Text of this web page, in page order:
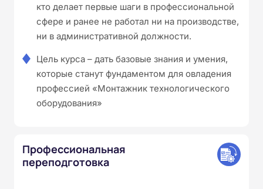
кто делает первые шаги в профессиональной
сфере и ранее не работал ни на производстве,
ни в административной должности.
Цель курса – дать базовые знания и умения,
которые станут фундаментом для овладения
профессией «Монтажник технологического
оборудования»
Профессиональная
переподготовка